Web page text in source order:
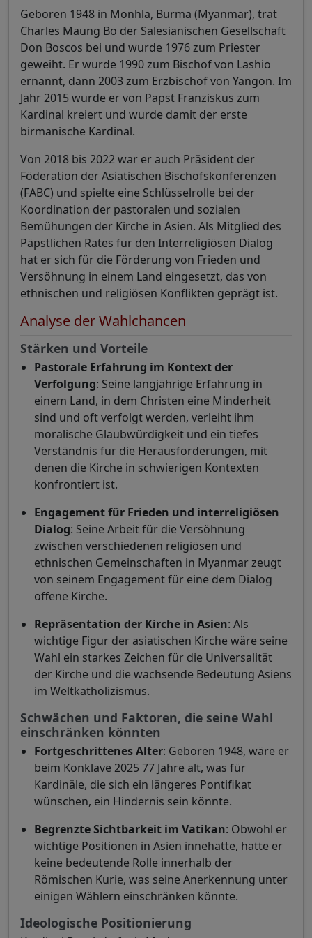
Geboren 1948 in Monhla, Burma (Myanmar), trat
Charles Maung Bo der Salesianischen Gesellschaft
Don Boscos bei und wurde 1976 zum Priester
geweiht. Er wurde 1990 zum Bischof von Lashio
ernannt, dann 2003 zum Erzbischof von Yangon. Im
Jahr 2015 wurde er von Papst Franziskus zum
Kardinal kreiert und wurde damit der erste
birmanische Kardinal.
Von 2018 bis 2022 war er auch Präsident der
Föderation der Asiatischen Bischofskonferenzen
(FABC) und spielte eine Schlüsselrolle bei der
Koordination der pastoralen und sozialen
Bemühungen der Kirche in Asien. Als Mitglied des
Päpstlichen Rates für den Interreligiösen Dialog
hat er sich für die Förderung von Frieden und
Versöhnung in einem Land eingesetzt, das von
ethnischen und religiösen Konflikten geprägt ist.
Analyse der Wahlchancen
Stärken und Vorteile
Pastorale Erfahrung im Kontext der
Verfolgung: Seine langjährige Erfahrung in
einem Land, in dem Christen eine Minderheit
sind und oft verfolgt werden, verleiht ihm
moralische Glaubwürdigkeit und ein tiefes
Verständnis für die Herausforderungen, mit
denen die Kirche in schwierigen Kontexten
konfrontiert ist.
Engagement für Frieden und interreligiösen
Dialog: Seine Arbeit für die Versöhnung
zwischen verschiedenen religiösen und
ethnischen Gemeinschaften in Myanmar zeugt
von seinem Engagement für eine dem Dialog
offene Kirche.
Repräsentation der Kirche in Asien: Als
wichtige Figur der asiatischen Kirche wäre seine
Wahl ein starkes Zeichen für die Universalität
der Kirche und die wachsende Bedeutung Asiens
im Weltkatholizismus.
Schwächen und Faktoren, die seine Wahl
einschränken könnten
Fortgeschrittenes Alter: Geboren 1948, wäre er
beim Konklave 2025 77 Jahre alt, was für
Kardinäle, die sich ein längeres Pontifikat
wünschen, ein Hindernis sein könnte.
Begrenzte Sichtbarkeit im Vatikan: Obwohl er
wichtige Positionen in Asien innehatte, hatte er
keine bedeutende Rolle innerhalb der
Römischen Kurie, was seine Anerkennung unter
einigen Wählern einschränken könnte.
Ideologische Positionierung